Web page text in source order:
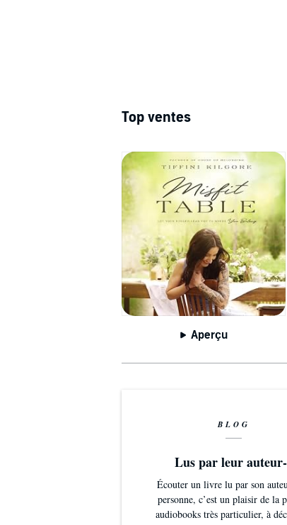
Top ventes
Aperçu
BLOG
Lus par leur
Écouter un livre lu par son
personne, c’est un plaisir de la
audiobooks très particulier, à